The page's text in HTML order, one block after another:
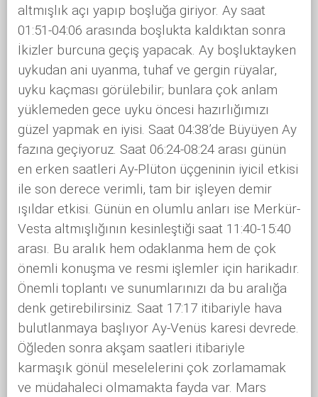
altmışlık açı yapıp boşluğa giriyor. Ay saat
01:51-04:06 arasında boşlukta kaldıktan sonra
İkizler burcuna geçiş yapacak. Ay boşluktayken
uykudan ani uyanma, tuhaf ve gergin rüyalar,
uyku kaçması görülebilir; bunlara çok anlam
yüklemeden gece uyku öncesi hazırlığımızı
güzel yapmak en iyisi. Saat 04:38’de Büyüyen Ay
fazına geçiyoruz. Saat 06:24-08:24 arası günün
en erken saatleri Ay-Plüton üçgeninin iyicil etkisi
ile son derece verimli, tam bir işleyen demir
ışıldar etkisi. Günün en olumlu anları ise Merkür-
Vesta altmışlığının kesinleştiği saat 11:40-15:40
arası. Bu aralık hem odaklanma hem de çok
önemli konuşma ve resmi işlemler için harikadır.
Önemli toplantı ve sunumlarınızı da bu aralığa
denk getirebilirsiniz. Saat 17:17 itibariyle hava
bulutlanmaya başlıyor Ay-Venüs karesi devrede.
Öğleden sonra akşam saatleri itibariyle
karmaşık gönül meselelerini çok zorlamamak
ve müdahaleci olmamakta fayda var. Mars